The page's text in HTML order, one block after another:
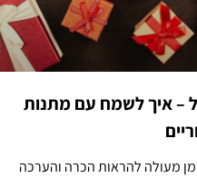
– איך לשמח עם מתנות
מעולה להראות הכרה והערכה